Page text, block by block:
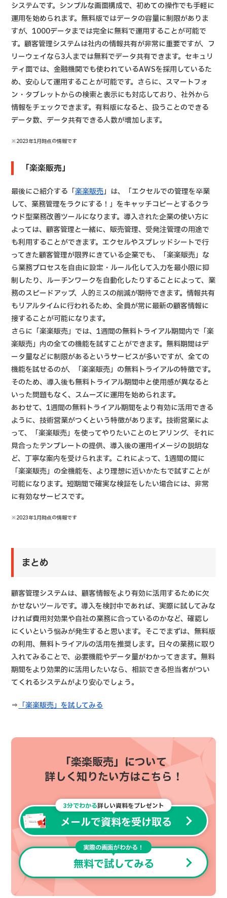
システムです。シンプルな画面構成で、初めての操作でも手軽に
運用を始められます。無料版ではデータの容量に制限がありま
すが、1000データまでは完全に無料で運用することが可能で
す。顧客管理システムは社内の情報共有が非常に重要ですが、フ
リーウェイなら3人までは無料でデータ共有できます。セキュリ
ティ面では、金融機関でも使われているAWSを採用しているた
め、安心して運用することが可能です。さらに、スマートフォ
ン・タブレットからの検索と表示にも対応しており、社外から
情報をチェックできます。有料版になると、扱うことのできる
データ数、データ共有できる人数が増加します。
※2023年1月時点の情報です
「楽楽販売」
最後にご紹介する「楽楽販売」は、「エクセルでの管理を卒業
して、業務管理をラクにする！」をキャッチコピーとするクラ
ウド型業務改善ツールになります。導入された企業の使い方に
よっては、顧客管理と一緒に、販売管理、受発注管理の用途で
も利用することができます。エクセルやスプレッドシートで行
ってきた顧客管理が限界にきている企業でも、「楽楽販売」な
ら業務プロセスを自由に設定・ルール化して入力を最小限に抑
制したり、ルーチンワークを自動化したりすることによって、業
務のスピードアップ、人的ミスの削減が期待できます。情報共有
もリアルタイムに行われるため、全員が常に最新の顧客情報に
接することが可能になります。
さらに「楽楽販売」では、1週間の無料トライアル期間内で「楽
楽販売」内の全ての機能を試すことができます。無料期間はデ
ータ量などに制限があるというサービスが多いですが、全ての
機能を試せるのが、「楽楽販売」の無料トライアルの特徴です。
そのため、導入後も無料トライアル期間中と使用感が異なると
いった問題もなく、スムーズに運用を始められます。
あわせて、1週間の無料トライアル期間をより有効に活用できる
ように、技術営業がつくという特徴があります。技術営業によ
って、「楽楽販売」を使ってやりたいことのヒアリング、それに
見合ったテンプレートの提供、導入後の運用イメージの説明な
ど、丁寧な案内を受けられます。これによって、1週間の間に
「楽楽販売」の全機能を、より理想に近いかたちで試すことが
可能になります。短期間で確実な検証をしたい場合には、非常
に有効なサービスです。
※2023年1月時点の情報です
まとめ
顧客管理システムは、顧客情報をより有効に活用するために欠
かせないツールです。導入を検討中であれば、実際に試してみな
ければ費用対効果や自社の業務に合っているのかなど、確認し
にくいという悩みが発生すると思います。そこでまずは、無料版
の利用、無料トライアルの活用を推奨します。日々の業務に取り
入れてみることで、必要機能やデータ量がわかってきます。無料
期間をより効果的に活用したいなら、相談できる担当者がつい
てくれるシステムがより安心でしょう。
⇒ 「楽楽販売」を試してみる
「楽楽販売」について
詳しく知りたい方はこちら！
3分でわかる詳しい資料をプレゼント
メールで資料を受け取る
実際の画面がわかる！
無料で試してみる